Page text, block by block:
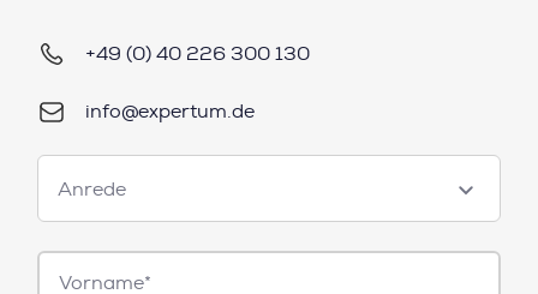
+49 (0) 40 226 300 130
info@expertum.de
Anrede
Anrede
Vorname*